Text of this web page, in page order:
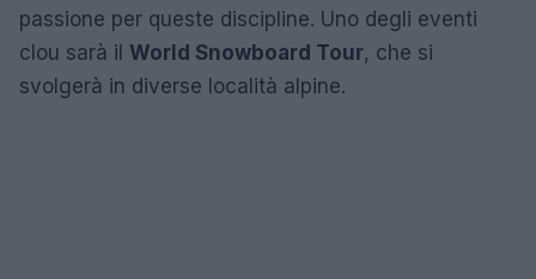
passione per queste discipline. Uno degli eventi
clou sarà il World Snowboard Tour, che si
svolgerà in diverse località alpine.